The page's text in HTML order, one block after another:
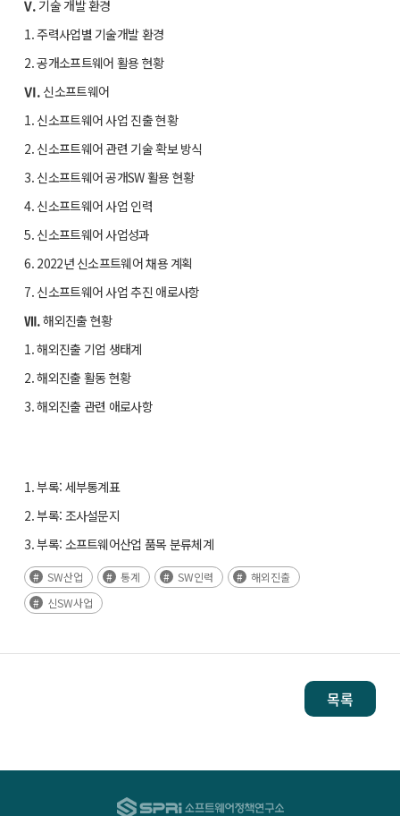
V. 기술 개발 환경
1. 주력사업별 기술개발 환경
2. 공개소프트웨어 활용 현황
Ⅵ. 신소프트웨어
1. 신소프트웨어 사업 진출 현황
2. 신소프트웨어 관련 기술 확보 방식
3. 신소프트웨어 공개SW 활용 현황
4. 신소프트웨어 사업 인력
5. 신소프트웨어 사업성과
6. 2022년 신소프트웨어 채용 계획
7. 신소프트웨어 사업 추진 애로사항
Ⅶ.해외진출 현황
1. 해외진출 기업 생태계
2. 해외진출 활동 현황
3. 해외진출 관련 애로사항
1. 부록: 세부통계표
2. 부록: 조사설문지
3. 부록: 소프트웨어산업 품목 분류체계
SW산업 통계 SW인력
해외진출
신SW사업
목록